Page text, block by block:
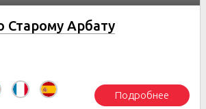
Старому Арбату
Подробнее